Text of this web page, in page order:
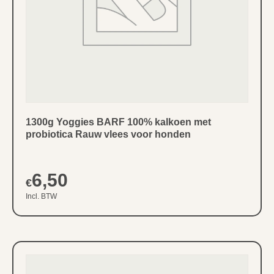
1300g Yoggies BARF 100% kalkoen met
probiotica Rauw vlees voor honden
€6,50
Incl. BTW